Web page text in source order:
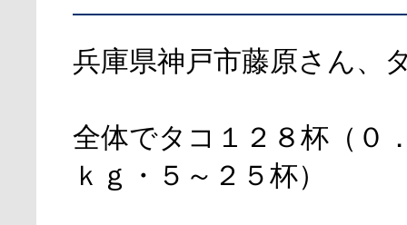
兵庫県神戸市藤原さん、
全体でタコ１２８杯（０
ｋｇ・５～２５杯）